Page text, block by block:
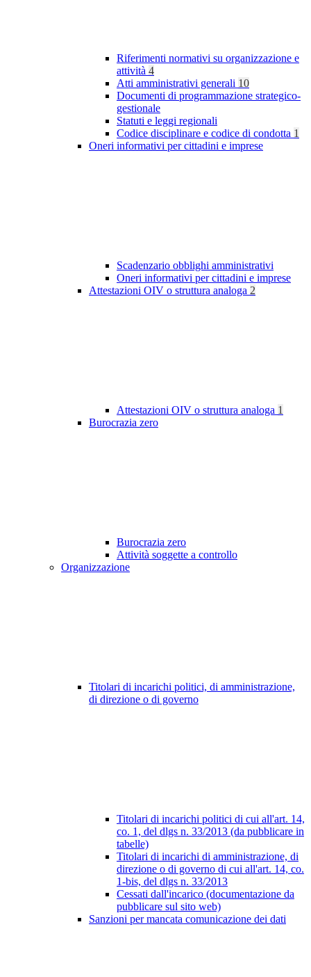
Riferimenti normativi su organizzazione e
attività 4
Atti amministrativi generali 10
Documenti di programmazione strategico-
gestionale
Statuti e leggi regionali
Codice disciplinare e codice di condotta 1
Oneri informativi per cittadini e imprese
Scadenzario obblighi amministrativi
Oneri informativi per cittadini e imprese
Attestazioni OIV o struttura analoga 2
Attestazioni OIV o struttura analoga 1
Burocrazia zero
Burocrazia zero
Attività soggette a controllo
Organizzazione
Titolari di incarichi politici, di amministrazione,
di direzione o di governo
Titolari di incarichi politici di cui all'art. 14,
co. 1, del dlgs n. 33/2013 (da pubblicare in
tabelle)
Titolari di incarichi di amministrazione, di
direzione o di governo di cui all'art. 14, co.
1-bis, del dlgs n. 33/2013
Cessati dall'incarico (documentazione da
pubblicare sul sito web)
Sanzioni per mancata comunicazione dei dati